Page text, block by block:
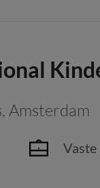
, Amsterdam